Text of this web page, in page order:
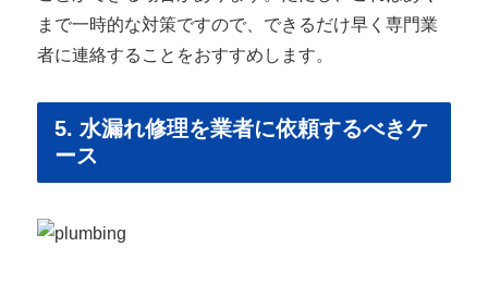
まで一時的な対策ですので、できるだけ早く専門業
者に連絡することをおすすめします。
5. 水漏れ修理を業者に依頼するべきケ
ース